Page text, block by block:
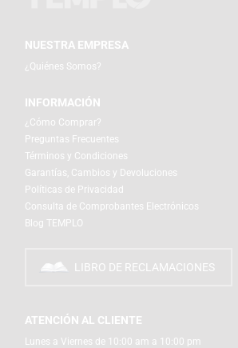
NUESTRA EMPRESA
¿Quiénes Somos?
INFORMACIÓN
¿Cómo Comprar?
Preguntas Frecuentes
Términos y Condiciones
Garantías, Cambios y Devoluciones
Políticas de Privacidad
Consulta de Comprobantes Electrónicos
Blog TEMPLO
LIBRO DE RECLAMACIONES
ATENCIÓN AL CLIENTE
Lunes a Viernes de 10:00 am a 10:00 pm